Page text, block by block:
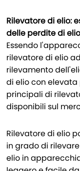
Rilevatore di elio:
delle perdite di
Essendo
rilevatore di elio
rilevamento
di elio con elevata
principali di
disponibili sul
Rilevatore di elio
in grado di
elio in